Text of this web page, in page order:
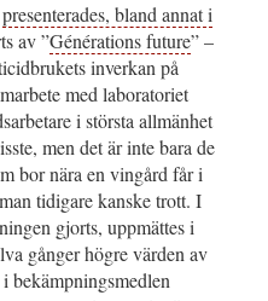
presenterades, bland annat i
av ”Générations future” –
inverkan på
med laboratoriet
i största allmänhet
men det är inte bara de
bor nära en vingård får i
tidigare kanske trott. I
gjorts, uppmättes i
gånger högre värden av
bekämpningsmedlen